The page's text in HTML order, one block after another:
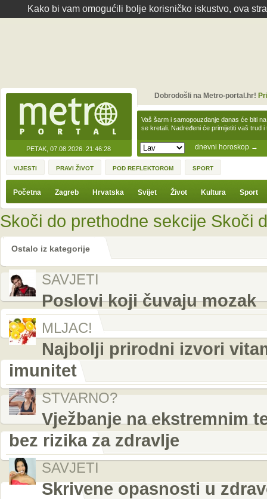
Kako bi vam omogućili bolje korisničko iskustvo, ova
PETAK, 07.08.2026. 21:46:28 dnevni horoskop →
Vaš šarm i samopouzdanje danas će biti
se kretali. Nadređeni će primijetiti vaš trud
Dobrodošli na Metro-portal.hr!
VIJESTI PRAVI ŽIVOT POD REFLEKTOROM SPORT
Početna Zagreb Hrvatska Svijet Život Kultura Sport
Skoči do prethodne sekcije Skoči
Ostalo iz kategorije
SAVJETI
Poslovi koji čuvaju mozak
MLJAC!
Najbolji prirodni izvori
imunitet
STVARNO?
Vježbanje na ekstremnim
bez rizika za zdravlje
SAVJETI
Skrivene opasnosti u